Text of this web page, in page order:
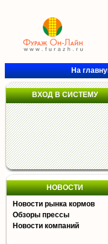
На
ВХОД В СИСТЕМУ
НОВОСТИ
Новости рынка кормов
Обзоры прессы
Новости компаний